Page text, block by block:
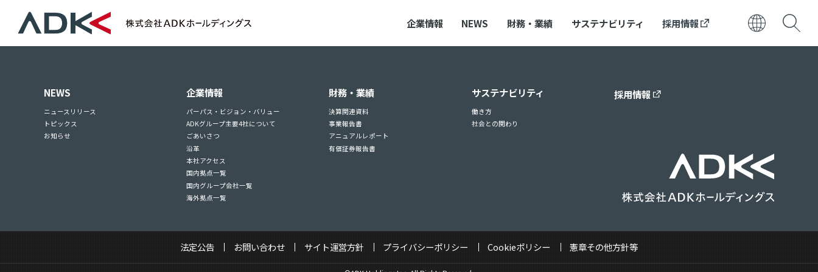
企業情報 NEWS 財務・業績 サステナビリティ 採用情報
NEWS
ニュースリリース
トピックス
お知らせ
企業情報
パーパス・ビジョン・バリュー
ADKグループ主要4社について
ごあいさつ
沿革
本社アクセス
国内拠点一覧
国内グループ会社一覧
海外拠点一覧
財務・業績
決算関連資料
事業報告書
アニュアルレポート
有価証券報告書
サステナビリティ
働き方
社会との関わり
採用情報
法定公告 お問い合わせ サイト運営方針 プライバシーポリシー Cookieポリシー 憲章その他方針等